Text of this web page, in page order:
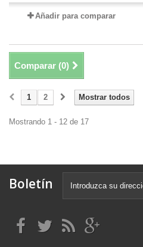
Añadir para comparar
Comparar (0)
Mostrar todos
1 2
Mostrando 1 - 12 de 17
Boletín